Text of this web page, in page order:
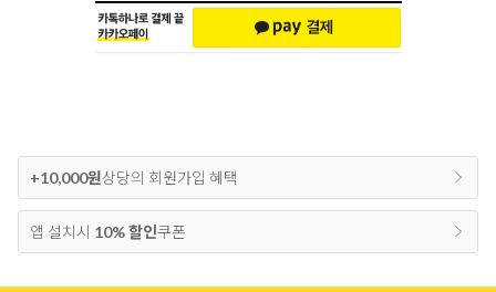
+10,000원상당의 회원가입 혜택
앱 설치시 10% 할인쿠폰